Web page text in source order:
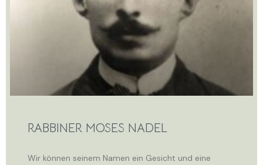
RABBINER MOSES NADEL
Wir können seinem Namen ein Gesicht und eine